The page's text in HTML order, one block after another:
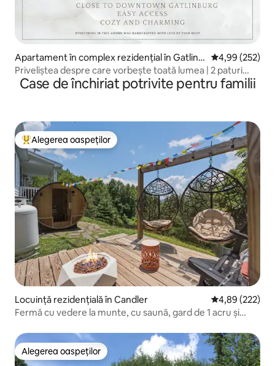
Apartament în complex rezidențial în Gatlinb
urg
Scor mediu de
4,99 (252)
Priveliștea despre care vorbește toată lumea | 2 paturi
king-size
Case de închiriat potrivite pentru familii
Locuință din topul categoriei Alegerea oaspeților
Alegerea oaspeților
Locuință rezidențială în Candler Scor mediu de
4,89 (222)
Fermă cu vedere la munte, cu saună, gard de 1 acru și
Alegerea oaspeților
Alegerea oaspeților